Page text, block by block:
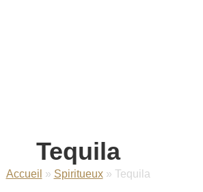
Tequila
Accueil » Spiritueux» Tequila